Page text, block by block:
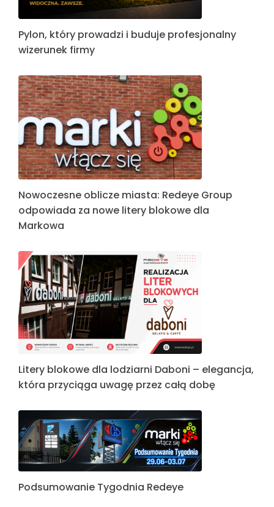
Pylon, który prowadzi i buduje profesjonalny
wizerunek firmy
Nowoczesne oblicze miasta: Redeye Group
odpowiada za nowe litery blokowe dla
Markowa
Litery blokowe dla lodziarni Daboni – elegancja,
która przyciąga uwagę przez całą dobę
Podsumowanie Tygodnia Redeye